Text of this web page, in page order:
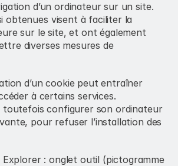
d’un ordinateur sur un site.
obtenues visent à faciliter la
sur le site, et ont également
diverses mesures de
d’un cookie peut entraîner
à certains services.
toutefois configurer son ordinateur
pour refuser l’installation des
: onglet outil (pictogramme